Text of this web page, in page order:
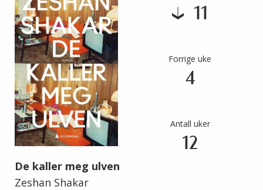
De kaller meg ulven
Zeshan Shakar
11
Forrige uke
4
Antall uker
12